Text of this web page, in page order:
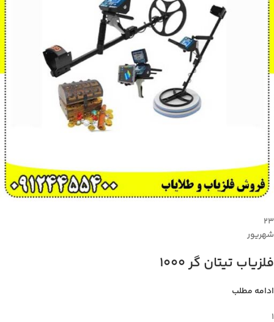
۲۳
شهریور
فلزیاب تیتان گر 1000
ادامه مطلب
1